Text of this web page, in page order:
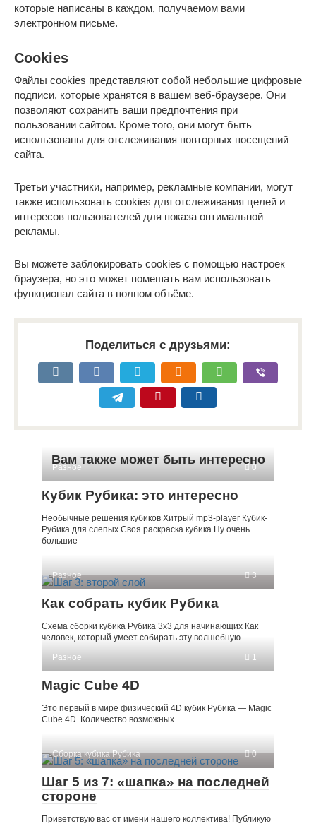
которые написаны в каждом, получаемом вами
электронном письме.
Cookies
Файлы cookies представляют собой небольшие цифровые
подписи, которые хранятся в вашем веб-браузере. Они
позволяют сохранить ваши предпочтения при
пользовании сайтом. Кроме того, они могут быть
использованы для отслеживания повторных посещений
сайта.
Третьи участники, например, рекламные компании, могут
также использовать cookies для отслеживания целей и
интересов пользователей для показа оптимальной
рекламы.
Вы можете заблокировать cookies с помощью настроек
браузера, но это может помешать вам использовать
функционал сайта в полном объёме.
Поделиться с друзьями:
Вам также может быть интересно
Разное 0
Кубик Рубика: это интересно
Необычные решения кубиков Хитрый mp3-player Кубик-
Рубика для слепых Своя раскраска кубика Ну очень
большие
Разное 3
Как собрать кубик Рубика
Схема сборки кубика Рубика 3х3 для начинающих Как
человек, который умеет собирать эту волшебную
Разное
1
Magic Cube 4D
Это первый в мире физический 4D кубик Рубика — Magic
Cube 4D. Количество возможных
Сборка кубика Рубика 0
Шаг 5 из 7: «шапка» на последней
стороне
Приветствую вас от имени нашего коллектива! Публикую